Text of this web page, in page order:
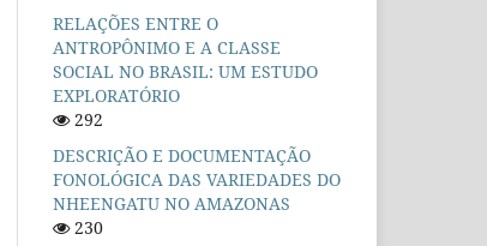
RELAÇÕES ENTRE O
ANTROPÔNIMO E A CLASSE
SOCIAL NO BRASIL: UM ESTUDO
EXPLORATÓRIO
292
DESCRIÇÃO E DOCUMENTAÇÃO
FONOLÓGICA DAS VARIEDADES DO
NHEENGATU NO AMAZONAS
230